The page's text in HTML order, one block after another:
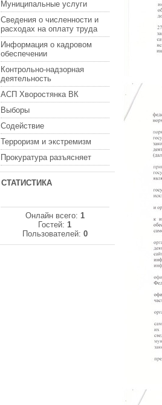
Муниципальные услуги
Сведения о численности и
расходах на оплату труда
Информация о кадровом
обеспечении
Контрольно-надзорная
деятельность
АСП Хворостянка ВК
Выборы
Содействие
Терроризм и экстремизм
Прокуратура разъясняет
СТАТИСТИКА
Онлайн всего: 1
Гостей:1
Пользователей: 0